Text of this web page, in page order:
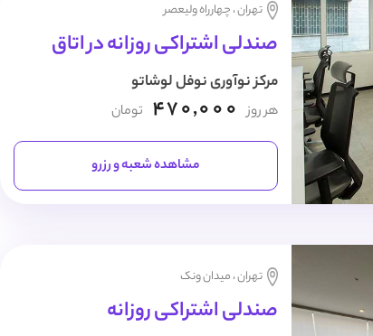
تهران ، چهارراه ولیعصر
صندلی اشتراکی روزانه در اتاق
مرکز نوآوری نوفل لوشاتو
هر روز 470,000 تومان
مشاهده شعبه و رزرو
تهران ، میدان ونک
صندلی اشتراکی روزانه